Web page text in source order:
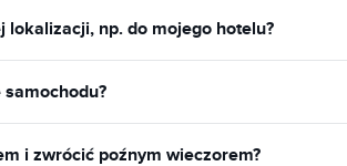
lokalizacji, np. do mojego hotelu?
i zwrócić poźnym wieczorem?